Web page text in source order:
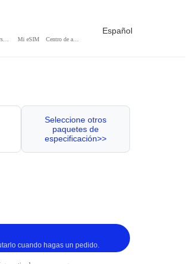
Mi eSIM
Español
Seleccione otros
paquetes de
especificación>>
cuando hagas un pedido.